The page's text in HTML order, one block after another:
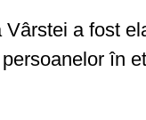
a fost
în